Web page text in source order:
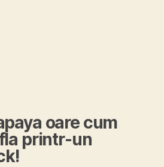
oare cum
printr-un